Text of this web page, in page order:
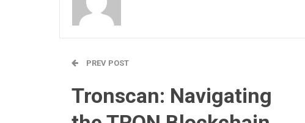
PREV POST
Tronscan: Navigating